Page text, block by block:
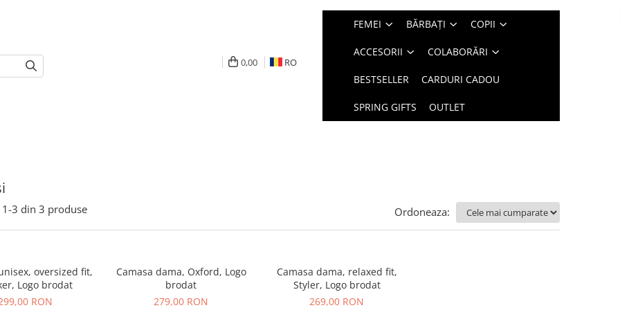
0,00 RO
FEMEI BĂRBAȚI COPII
ACCESORII COLABORĂRI
BESTSELLER CARDURI CADOU
SPRING GIFTS OUTLET
1-3 din 3 produse Ordoneaza:
oversized fit,
Logo brodat
RON
Camasa dama, Oxford, Logo
brodat
279,00 RON
Camasa dama, relaxed fit,
Styler, Logo brodat
269,00 RON